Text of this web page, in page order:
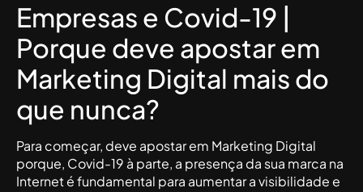
Empresas e Covid-19 |
Porque deve apostar em
Marketing Digital mais do
que nunca?
Para começar, deve apostar em Marketing Digital
porque, Covid-19 à parte, a presença da sua marca na
Internet é fundamental para aumentar a visibilidade e